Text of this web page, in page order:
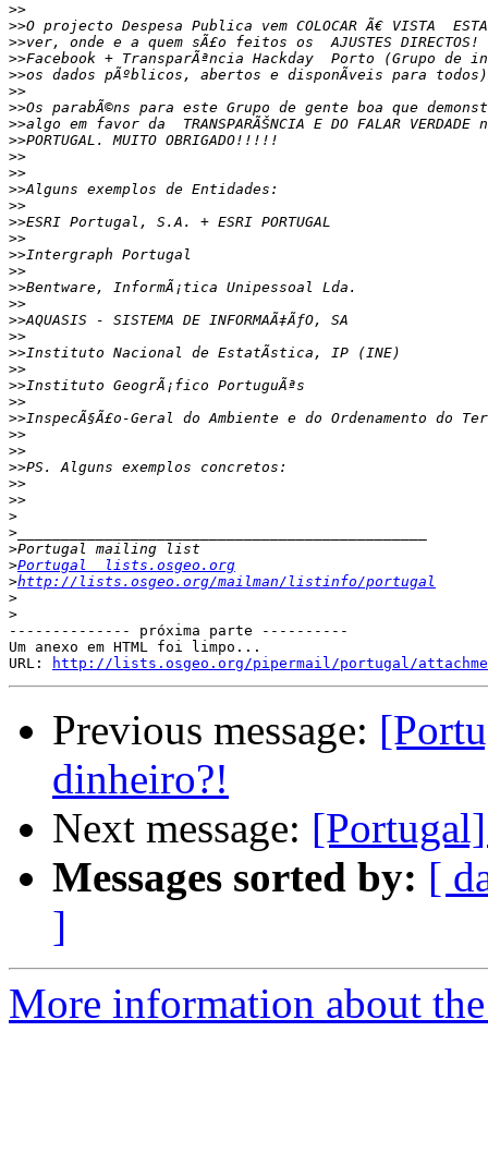
>>
>>
>>
>>
>>
>>
>>
>>
>>
>>
>>
>>
>>
>>
>>
>>
>>
>>
>>
>>
>>
>>
>>
>>
>>
>>
>>
>>
>>
>>
>>
>
>
>
>Portugal  lists.osgeo.org
>http://lists.osgeo.org/mailman/listinfo/portugal
>
>
-------------- próxima parte ----------
Um anexo em HTML foi limpo...
URL:
http://lists.osgeo.org/pipermail/portugal/
Previous message:
dinheiro?!
Next message:
Messages sorted by: [
]
More information about